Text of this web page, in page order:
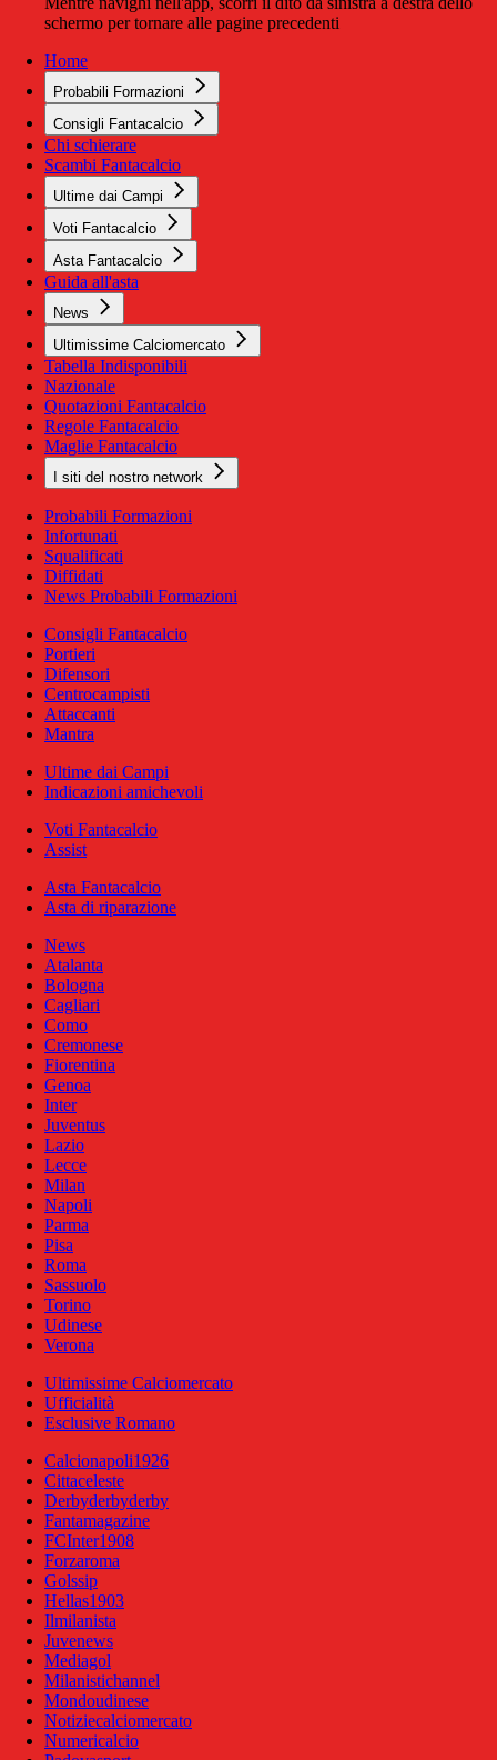
schermo per tornare alle pagine precedenti
Home
Probabili Formazioni
Consigli Fantacalcio
Chi schierare
Scambi Fantacalcio
Ultime dai Campi
Voti Fantacalcio
Asta Fantacalcio
Guida all'asta
News
Ultimissime Calciomercato
Tabella Indisponibili
Nazionale
Quotazioni Fantacalcio
Regole Fantacalcio
Maglie Fantacalcio
I siti del nostro network
Probabili Formazioni
Infortunati
Squalificati
Diffidati
News Probabili Formazioni
Consigli Fantacalcio
Portieri
Difensori
Centrocampisti
Attaccanti
Mantra
Ultime dai Campi
Indicazioni amichevoli
Voti Fantacalcio
Assist
Asta Fantacalcio
Asta di riparazione
News
Atalanta
Bologna
Cagliari
Como
Cremonese
Fiorentina
Genoa
Inter
Juventus
Lazio
Lecce
Milan
Napoli
Parma
Pisa
Roma
Sassuolo
Torino
Udinese
Verona
Ultimissime Calciomercato
Ufficialità
Esclusive Romano
Calcionapoli1926
Cittaceleste
Derbyderbyderby
Fantamagazine
FCInter1908
Forzaroma
Golssip
Hellas1903
Ilmilanista
Juvenews
Mediagol
Milanistichannel
Mondoudinese
Notiziecalciomercato
Numericalcio